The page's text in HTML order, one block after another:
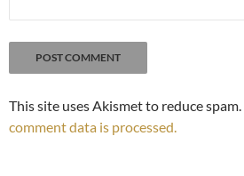
This site uses Akismet to reduce spam.
comment data is processed.